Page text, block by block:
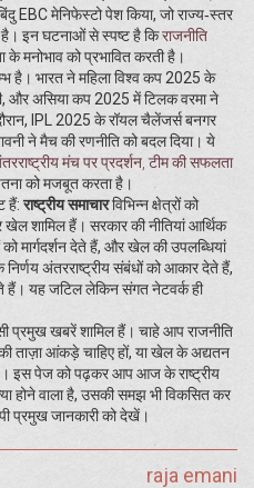
EBC मेनिफेस्टो पेश किया, जो राज्य‑स्तर
है। इन घटनाओं से स्पष्ट है किराजनीति
मनोभाव को प्रभावित करती है।
है। भारत ने महिला विश्व कप 2025 के
और असिया कप 2025 में टिलक वरमा ने
IPL 2025 के रॉयल चैलेंजर्स बनगर
ने मैच की रणनीति को बदल दिया। ये
मंच पर प्रदर्शन, टीम की सफलता
को मजबूत करता है।
हैं:राष्ट्रीय समाचारविभिन्न क्षेत्रों को
शामिल हैं। सरकार की नीतियां आर्थिक
मार्गदर्शन देते हैं, और खेल की उपलब्धियां
निर्णय अंतरराष्ट्रीय संबंधों को आकार देते हैं,
हैं। यह जटिल लेकिन संगत नेटवर्क ही
प्रमुख खबरें शामिल हैं। चाहे आप राजनीति
की ताज़ा आंकड़े चाहिए हों, या खेल के अद्यतन
है। इस पेज को पढ़कर आप आज के राष्ट्रीय
होने वाला है, उसकी समझ भी विकसित कर
प्रमुख जानकारी को देखें।
raja emani